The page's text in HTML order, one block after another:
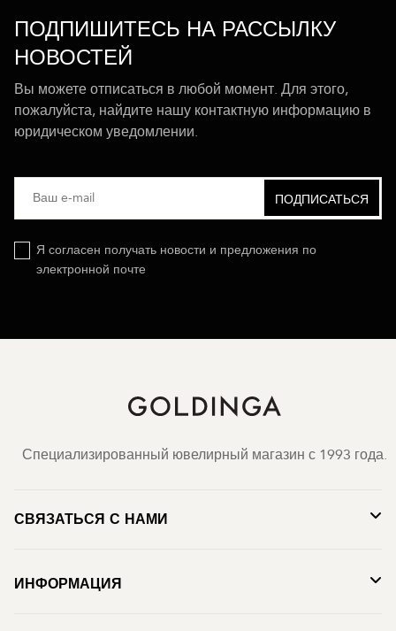
ПОДПИШИТЕСЬ НА РАССЫЛКУ
НОВОСТЕЙ
Вы можете отписаться в любой момент. Для этого,
пожалуйста, найдите нашу контактную информацию в
юридическом уведомлении.
Я согласен получать новости и предложения по
электронной почте
Специализированный ювелирный магазин с 1993 года.
СВЯЗАТЬСЯ С НАМИ
ИНФОРМАЦИЯ